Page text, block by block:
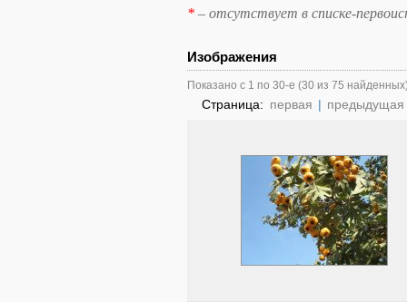
* – отсутствует в списке-
Изображения
Показано с 1 по 30-е (30 из 75
Страница: первая | предыдущая